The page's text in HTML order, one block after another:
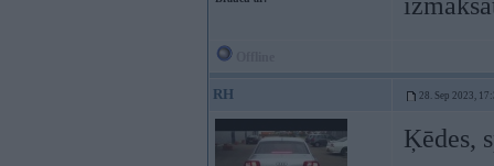
RH 28. Sep 2023,
Ķēdes,